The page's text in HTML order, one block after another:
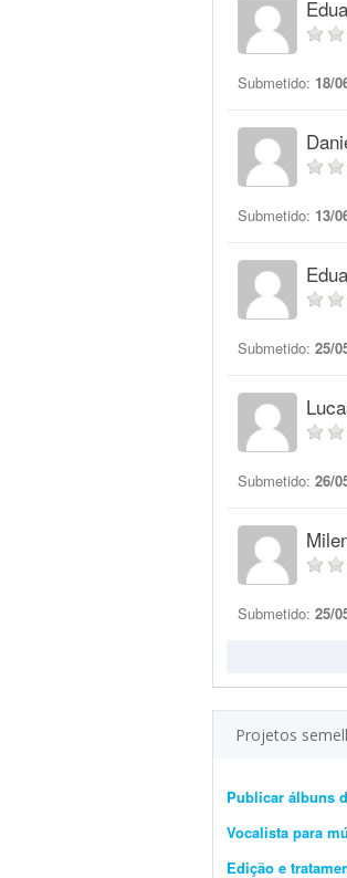
Submetido: 18/
Submetido: 13/
Submetido: 25/
Submetido: 26/
Submetido: 25/
Projetos
Publicar álbuns
Vocalista para
Edição e